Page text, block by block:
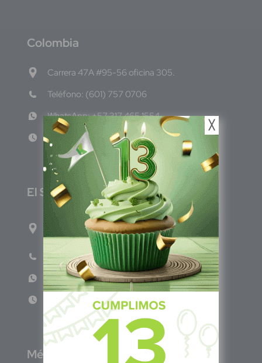
Colombia
Carrera 47A #95-56 oficina 305.
Teléfono: (601) 757 0706
WhatsApp: +57 317 465 1554
Lun - Vie 8:00am - 5:00pm
El Salvador
1ro Cll Pte, y 61 Av Nte, #3206, Local 9, San
Salvador Centro
Teléfono: +503 6986 1402
WhatsApp: +503 7687 3923
Lun - Vie 8:00am - 5:00pm
México
╳